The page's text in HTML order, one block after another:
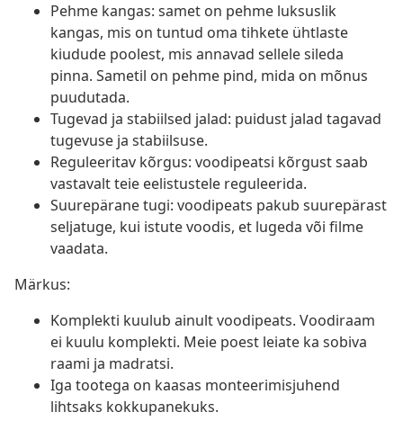
Pehme kangas: samet on pehme luksuslik
kangas, mis on tuntud oma tihkete ühtlaste
kiudude poolest, mis annavad sellele sileda
pinna. Sametil on pehme pind, mida on mõnus
puudutada.
Tugevad ja stabiilsed jalad: puidust jalad tagavad
tugevuse ja stabiilsuse.
Reguleeritav kõrgus: voodipeatsi kõrgust saab
vastavalt teie eelistustele reguleerida.
Suurepärane tugi: voodipeats pakub suurepärast
seljatuge, kui istute voodis, et lugeda või filme
vaadata.
Märkus:
Komplekti kuulub ainult voodipeats. Voodiraam
ei kuulu komplekti. Meie poest leiate ka sobiva
raami ja madratsi.
Iga tootega on kaasas monteerimisjuhend
lihtsaks kokkupanekuks.